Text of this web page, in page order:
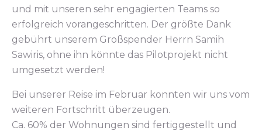
und mit unseren sehr engagierten Teams so
erfolgreich vorangeschritten. Der größte Dank
gebührt unserem Großspender Herrn Samih
Sawiris, ohne ihn könnte das Pilotprojekt nicht
umgesetzt werden!
Bei unserer Reise im Februar konnten wir uns vom
weiteren Fortschritt überzeugen.
Ca. 60% der Wohnungen sind fertiggestellt und